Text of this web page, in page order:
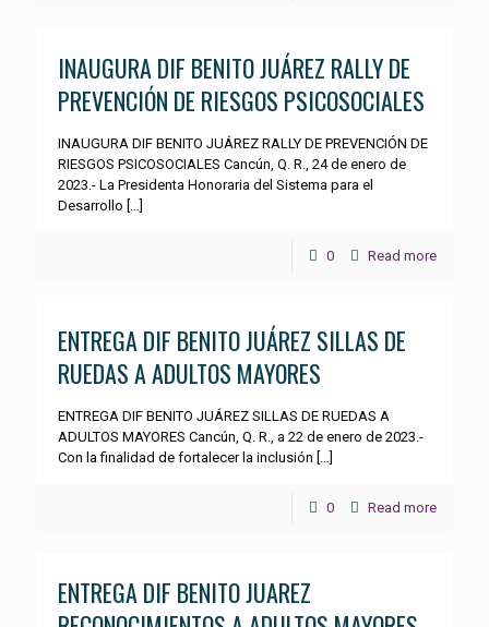
INAUGURA DIF BENITO JUÁREZ RALLY DE
PREVENCIÓN DE RIESGOS PSICOSOCIALES
INAUGURA DIF BENITO JUÁREZ RALLY DE PREVENCIÓN DE
RIESGOS PSICOSOCIALES Cancún, Q. R., 24 de enero de
2023.- La Presidenta Honoraria del Sistema para el
Desarrollo […]
0 Read more
ENTREGA DIF BENITO JUÁREZ SILLAS DE
RUEDAS A ADULTOS MAYORES
ENTREGA DIF BENITO JUÁREZ SILLAS DE RUEDAS A
ADULTOS MAYORES Cancún, Q. R., a 22 de enero de 2023.-
Con la finalidad de fortalecer la inclusión […]
0 Read more
ENTREGA DIF BENITO JUAREZ